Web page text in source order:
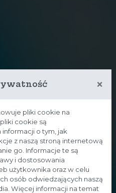
×
pliki cookie na
cookie są
o tym, jak
z naszą stroną internetową
go. Informacje te są
i dostosowania
użytkownika oraz w celu
osób odwiedzających naszą
Więcej informacji na temat